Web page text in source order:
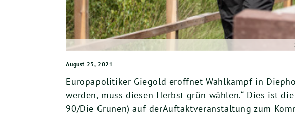
August 23, 2021
Europapolitiker Giegold eröffnet Wahlkampf in
werden, muss diesen Herbst grün wählen.“ Dies ist
90/Die Grünen) auf derAuftaktveranstaltung zum